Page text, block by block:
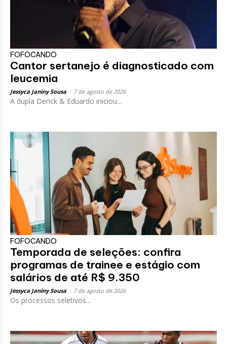
FOFOCANDO
Cantor sertanejo é diagnosticado com
leucemia
Jessyca Janiny Sousa 7 de agosto de 2026
A dupla Derick & Eduardo iniciou...
FOFOCANDO
Temporada de seleções: confira
programas de trainee e estágio com
salários de até R$ 9.350
Jessyca Janiny Sousa 7 de agosto de 2026
Os processos seletivos...